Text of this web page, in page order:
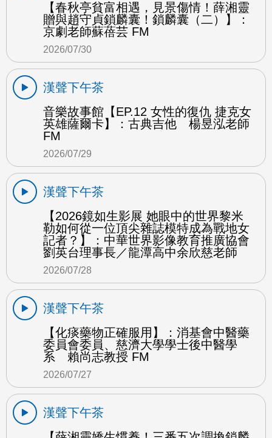
【春秋亭貧富相遇，見景傷情！薛湘靈
贈與趙守貞鎖麟囊！鎖麟囊（二）】：
京劇老師蘇蓓芸 FM
2026/07/30
漢聲下午茶
音樂故事館【EP.12 女性的復仇 捷克女
英雄薩爾卡】：古典吉他 楊昱泓老師
FM
2026/07/29
漢聲下午茶
【2026鏡如生影展 她眼中的世界黎米
勒如何從一位頂尖雜誌模特成為戰地女
記者？】：中華世界影像教育推廣協會
劉英台理事長／龍潭高中余欣慈老師
2026/07/28
漢聲下午茶
【化痰藥物正確服用】：消基會中醫藥
委員會委員、慈濟大學學士後中醫學
系 賴尚志教授 FM
2026/07/27
漢聲下午茶